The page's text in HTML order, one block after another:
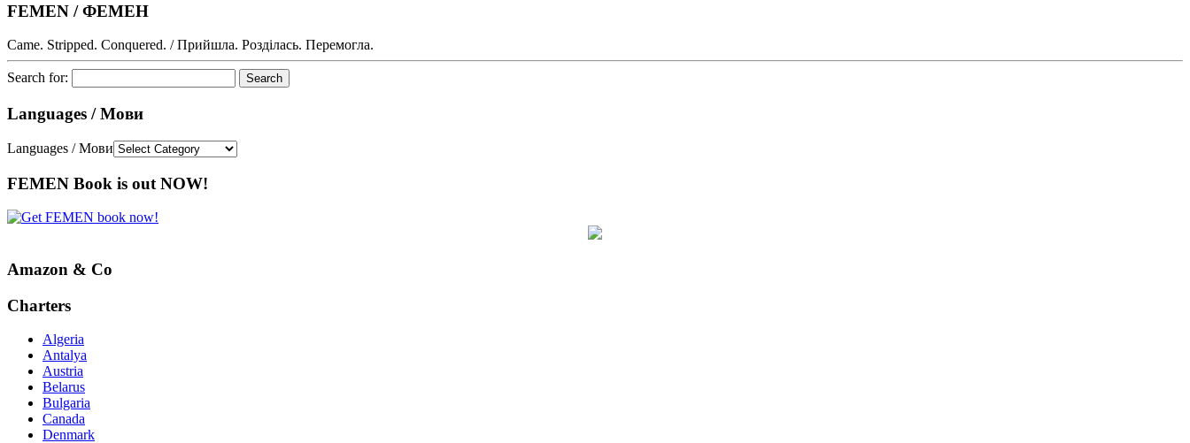
FEMEN / ФЕМЕН
Came. Stripped. Conquered. / Прийшла. Розділась. Перемогла.
Search for:
Languages / Мови
Languages / Мови
FEMEN Book is out NOW!
Amazon & Co
Charters
Algeria
Antalya
Austria
Belarus
Bulgaria
Canada
Denmark